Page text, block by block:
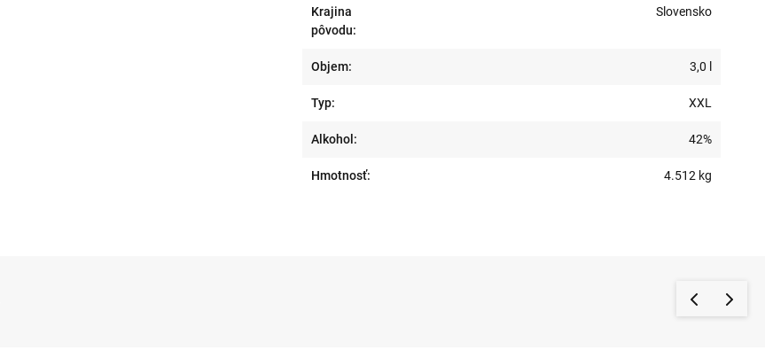
Krajina
pôvodu:
Slovensko
Objem: 3,0 l
Typ: XXL
Alkohol: 42%
Hmotnosť: 4.512 kg